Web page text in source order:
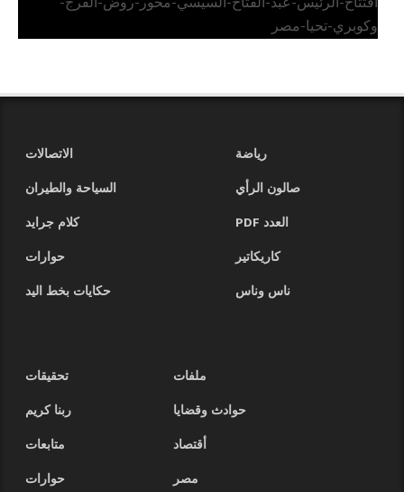
وكوبري-تحيا-مصر
رياضة
الاتصالات
صالون الرأي
السياحة والطيران
العدد PDF
كلام جرايد
كاريكاتير
حوارات
ناس وناس
حكايات بخط اليد
ملفات
تحقيقات
حوادث وقضايا
ربنا كريم
أقتصاد
متابعات
مصر
حوارات